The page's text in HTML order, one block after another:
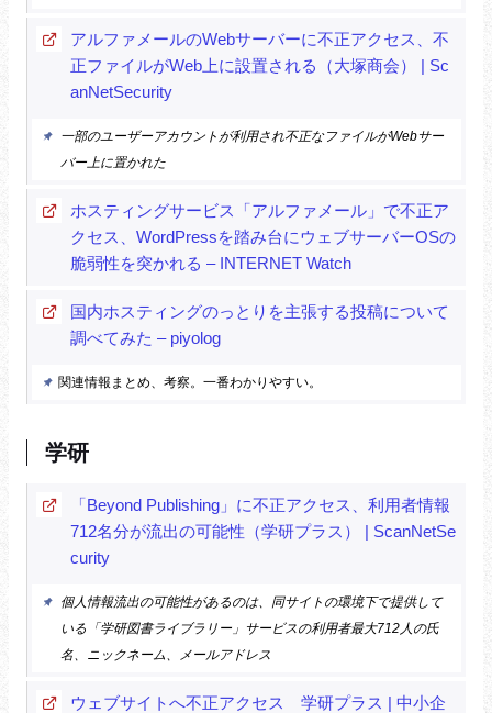
アルファメールのWebサーバーに不正アクセス、不
正ファイルがWeb上に設置される（大塚商会） | Sc
anNetSecurity
一部のユーザーアカウントが利用され不正なファイルがWebサー
バー上に置かれた
ホスティングサービス「アルファメール」で不正ア
クセス、WordPressを踏み台にウェブサーバーOSの
脆弱性を突かれる – INTERNET Watch
国内ホスティングのっとりを主張する投稿について
調べてみた – piyolog
関連情報まとめ、考察。一番わかりやすい。
学研
「Beyond Publishing」に不正アクセス、利用者情報
712名分が流出の可能性（学研プラス） | ScanNetSe
curity
個人情報流出の可能性があるのは、同サイトの環境下で提供して
いる「学研図書ライブラリー」サービスの利用者最大712人の氏
名、ニックネーム、メールアドレス
ウェブサイトへ不正アクセス 学研プラス | 中小企